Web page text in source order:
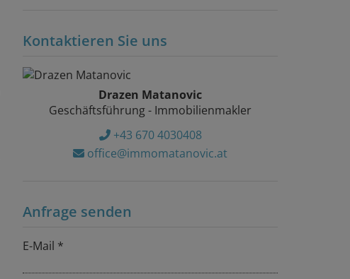
Kontaktieren Sie uns
Drazen Matanovic
Geschäftsführung - Immobilienmakler
+43 670 4030408
office@immomatanovic.at
Anfrage senden
E-Mail